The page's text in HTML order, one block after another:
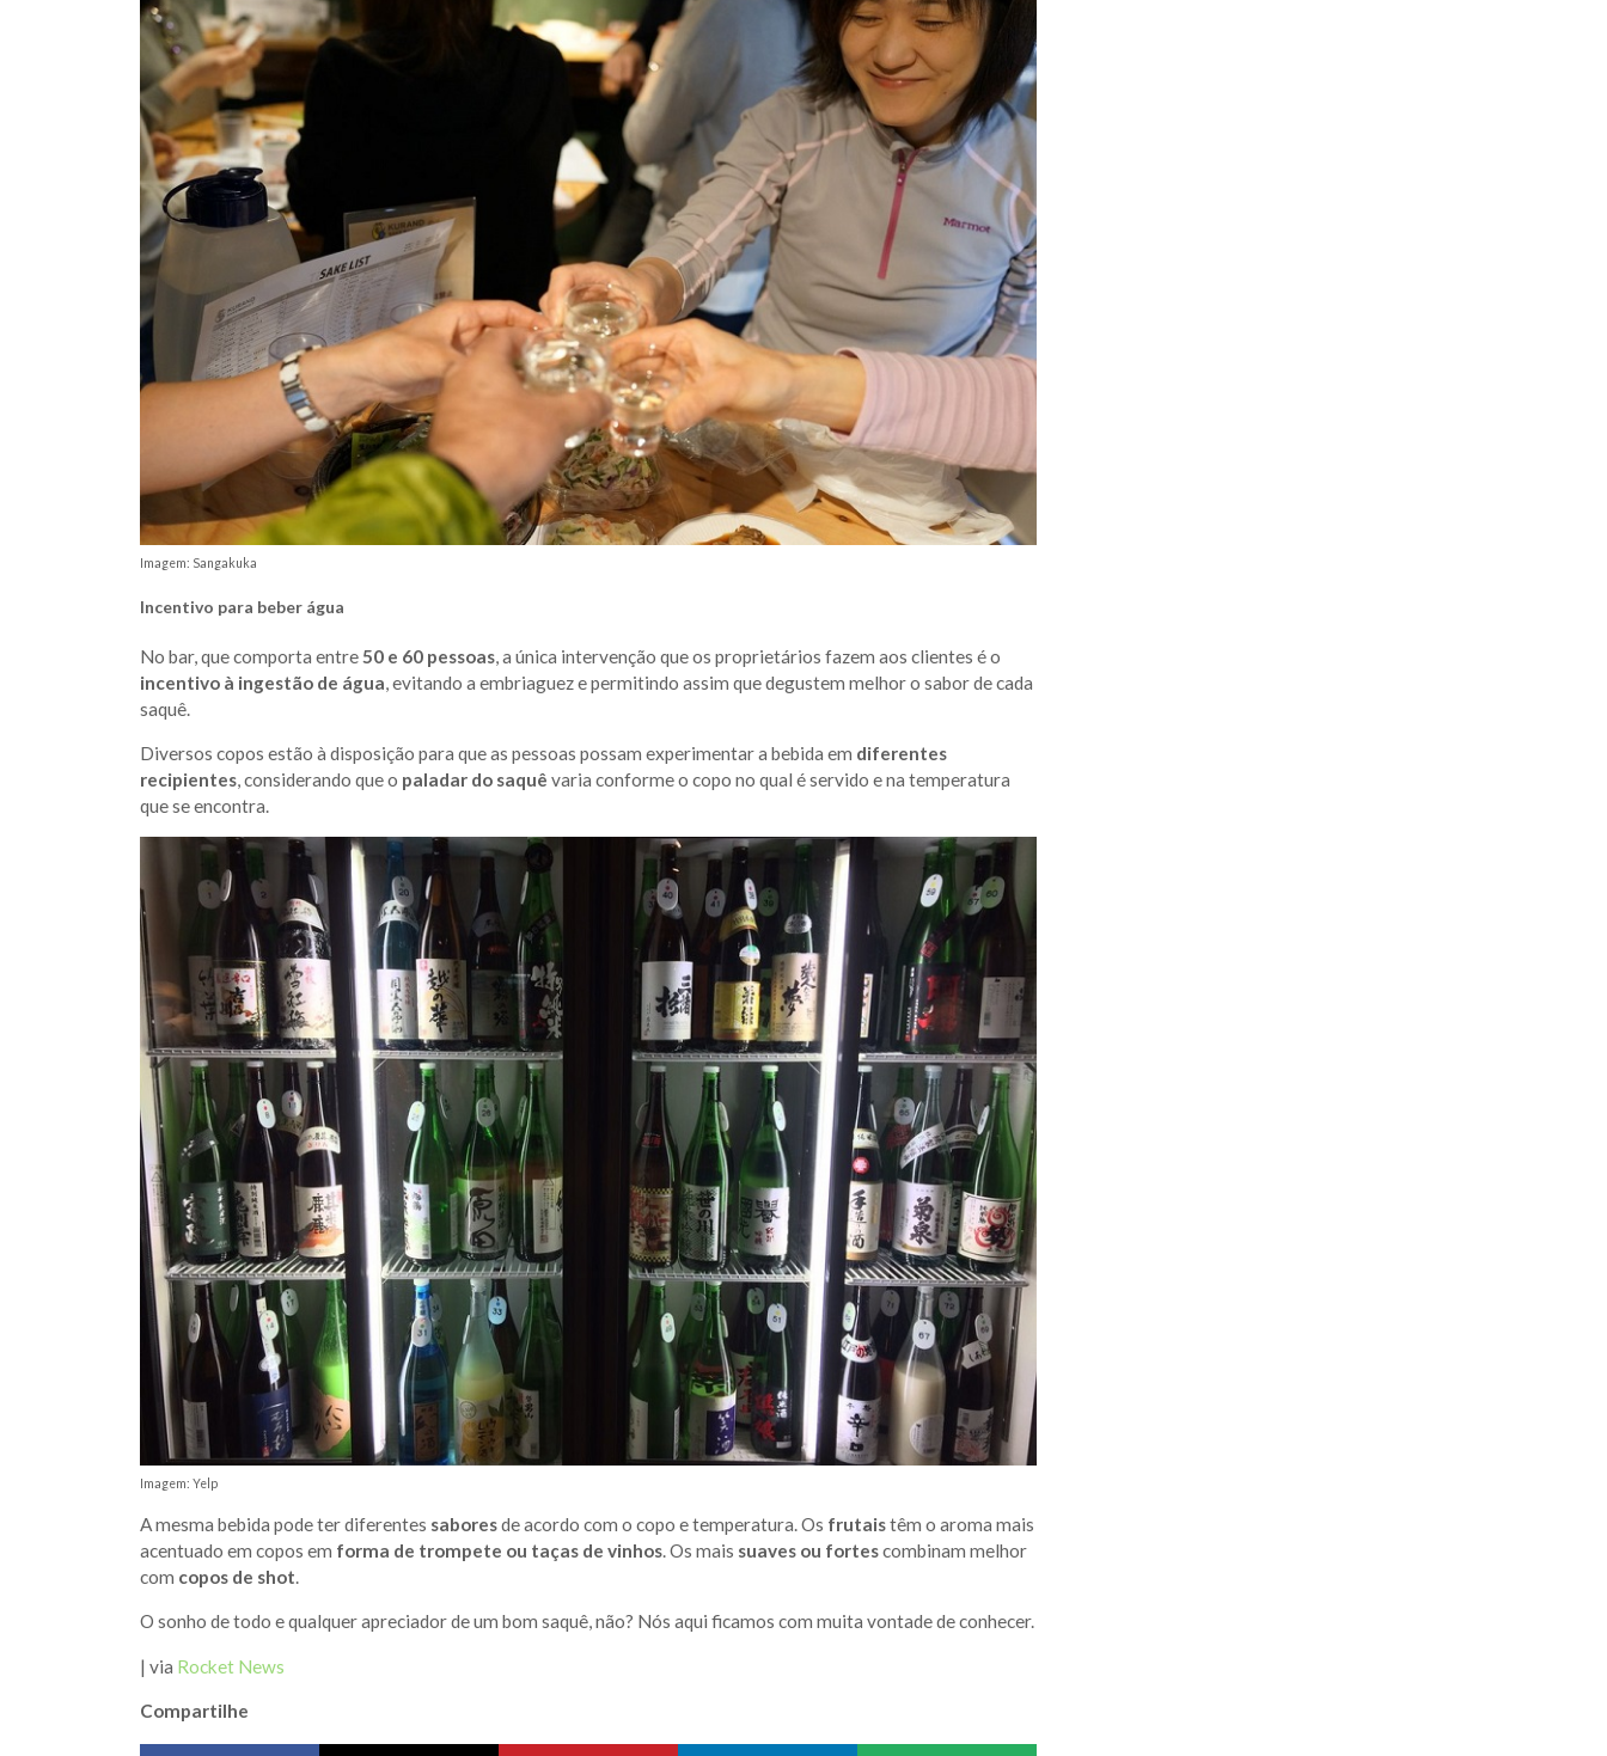
Imagem: Sangakuka
Incentivo para beber água
No bar, que comporta entre50 e 60 pessoas, a única intervenção que os proprietários fazem aos clientes é o
incentivo à ingestão de água, evitando a embriaguez e permitindo assim que degustem melhor o sabor de cada
saquê.
Diversos copos estão à disposição para que as pessoas possam experimentar a bebida em diferentes
recipientes, considerando que o paladar do saquê varia conforme o copo no qual é servido e na temperatura
que se encontra.
Imagem: Yelp
A mesma bebida pode ter diferentes saboresde acordo com o copo e temperatura. Os frutaistêm o aroma mais
acentuado em copos em forma de trompete ou taças de vinhos. Os mais suaves ou fortescombinam melhor
com copos de shot.
O sonho de todo e qualquer apreciador de um bom saquê, não? Nós aqui ficamos com muita vontade de conhecer.
| via Rocket News
Compartilhe